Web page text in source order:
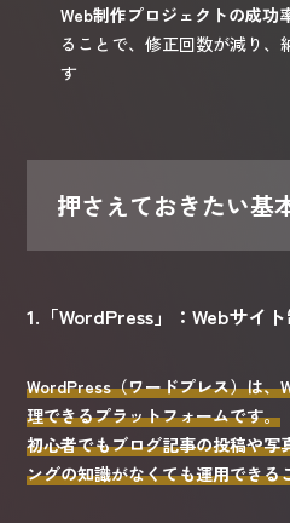
Web制作プロジェクトの成功
ることで、修正回数が減り、
す
押さえておきたい基
1.「WordPress」：Webサイ
WordPress（ワードプレス）は、
理できるプラットフォームです。
初心者でもブログ記事の投稿や写
ングの知識がなくても運用できる